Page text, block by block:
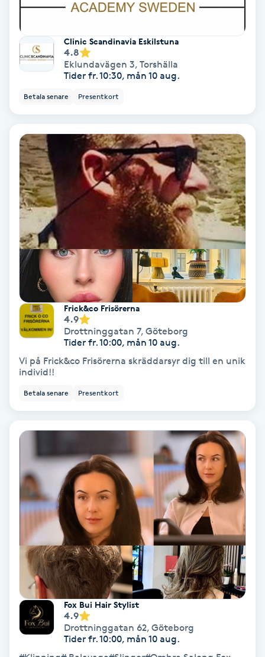
Permanent hårborttagning
Personal shopper
Personlig tränare
Picolaser
Piercing
Pigmentbehandling
Pigmentfläckar
Plastikkirurgi
Psoriasis
Radiofrekvens
Rakning
Reflexologi
Clinic Scandinavia Eskilstuna
4.8
Eklundavägen 3, Torshälla
Tider fr. 10:30, mån 10 aug.
Betala senare Presentkort
Frick&co Frisörerna
4.9
Drottninggatan 7, Göteborg
Tider fr. 10:00, mån 10 aug.
Vi på Frick&co Frisörerna skräddarsyr dig till en unik
individ!!
Betala senare Presentkort
Fox Bui Hair Stylist
4.9
Drottninggatan 62, Göteborg
Tider fr. 10:00, mån 10 aug.